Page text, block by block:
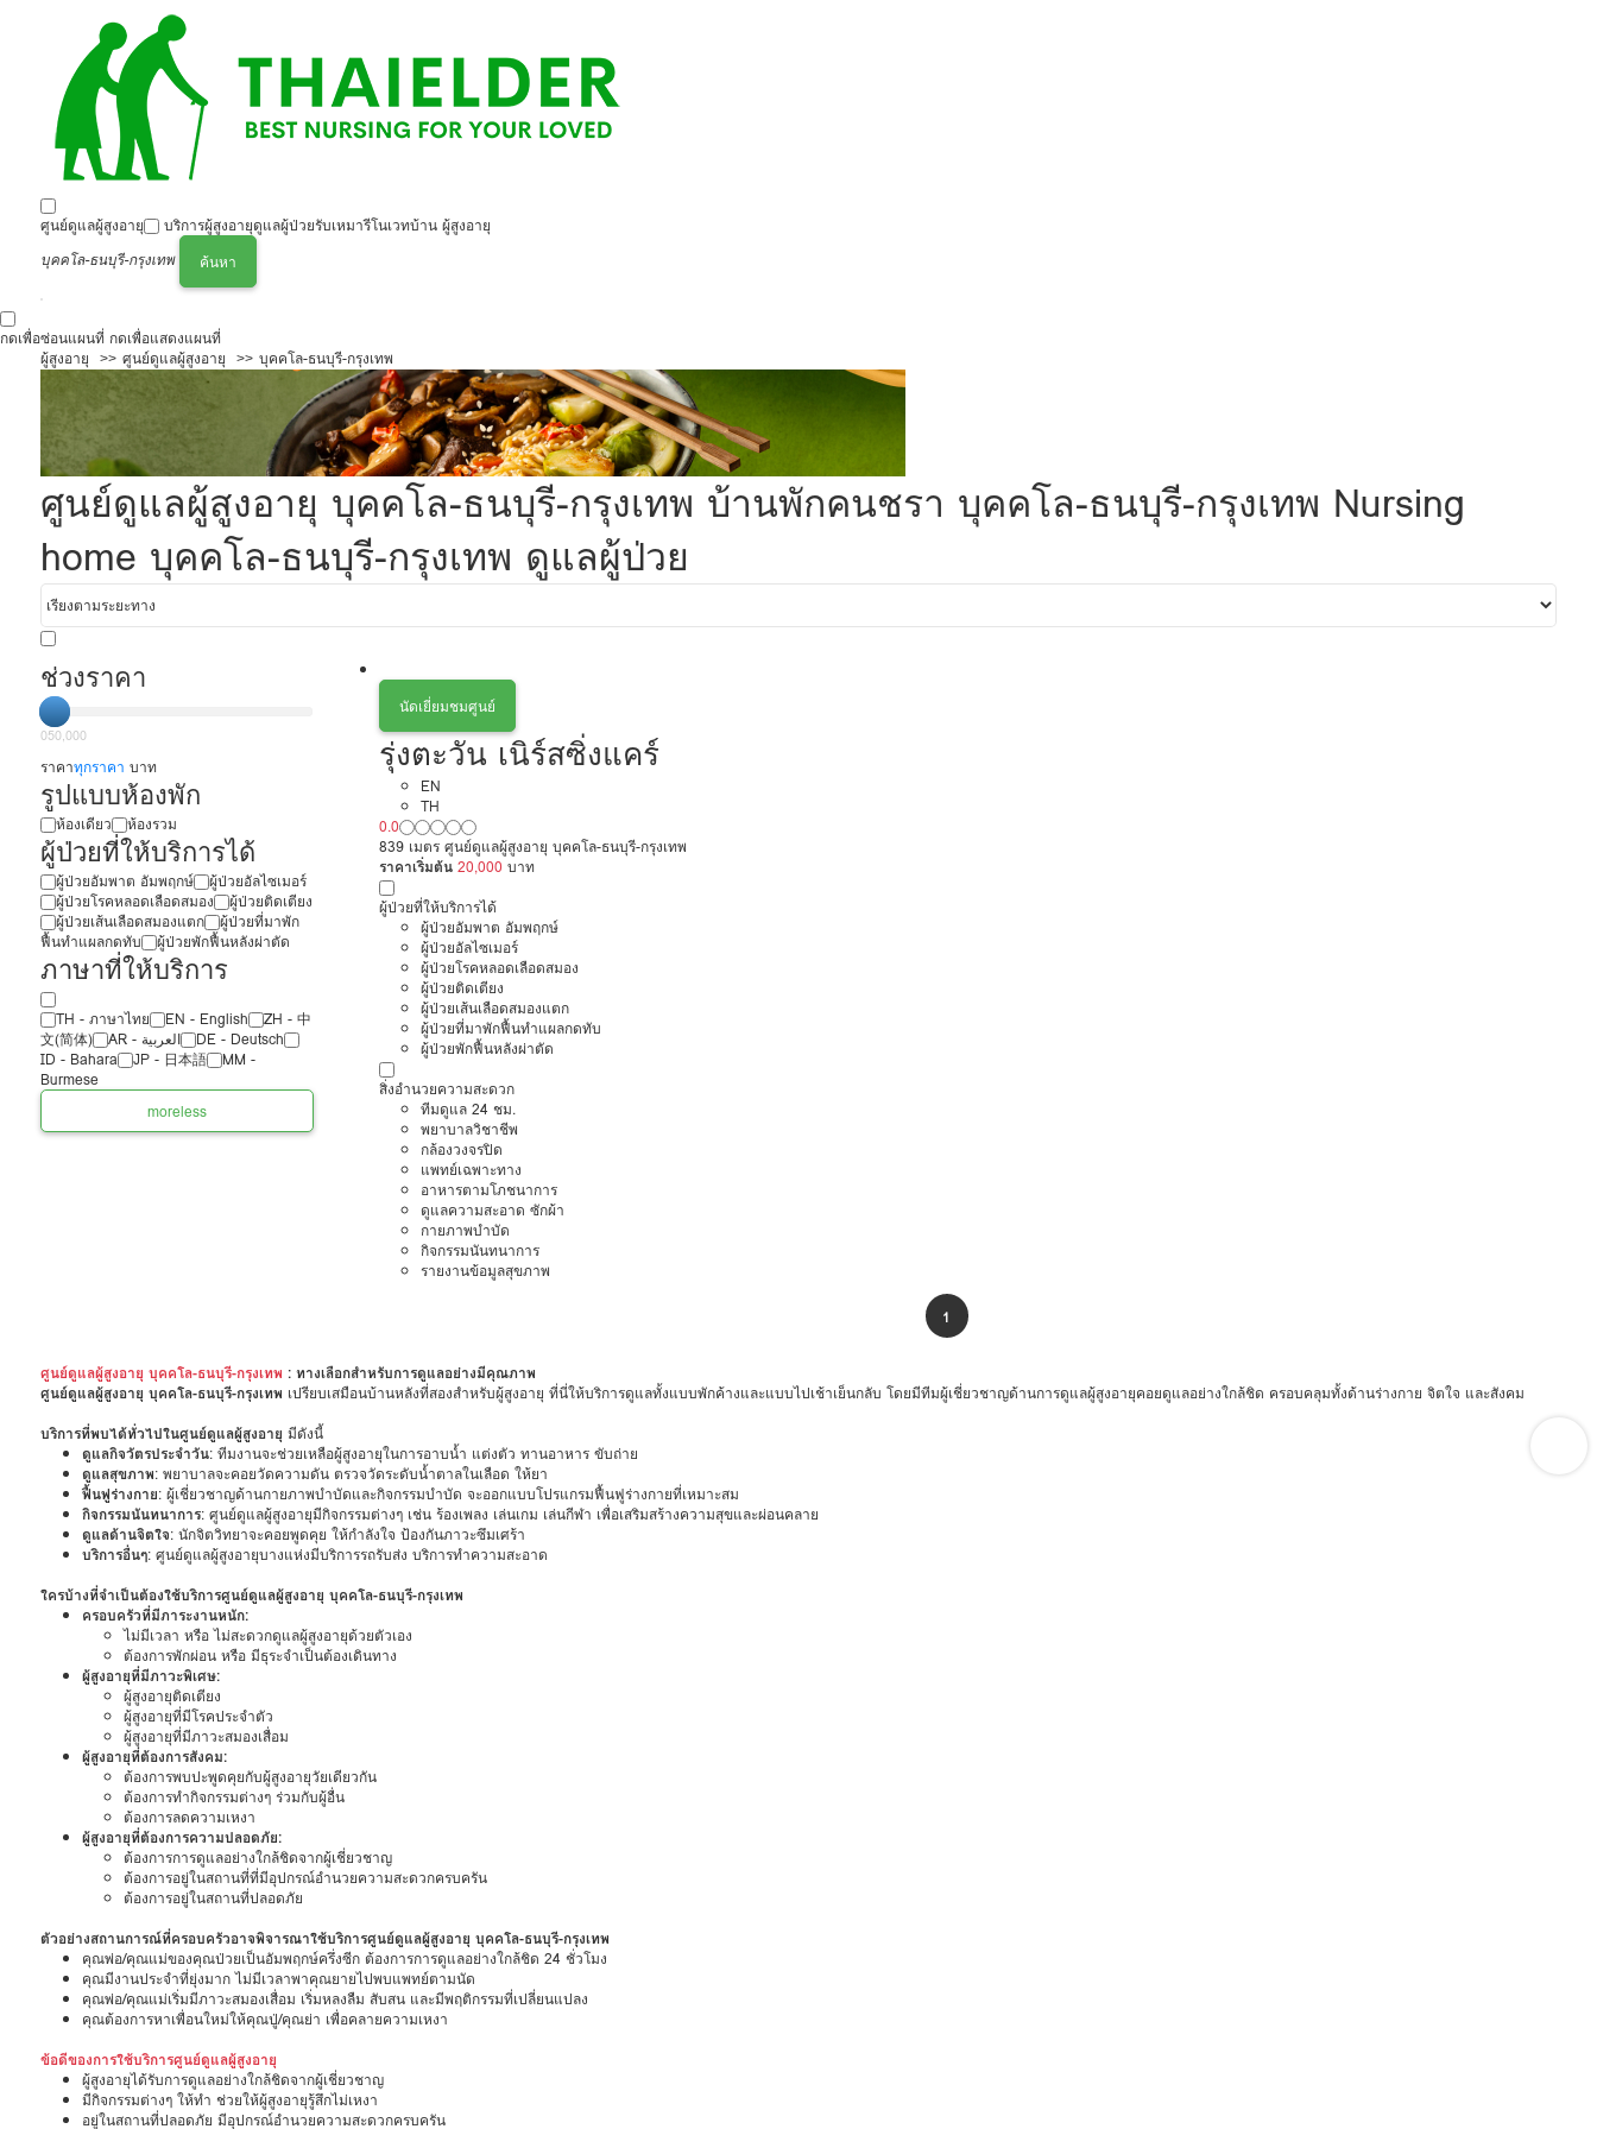
ศูนย์ดูแลผู้สูงอายุ บริการผู้สูงอายุดูแลผู้ป่วยรับเหมารีโนเวทบ้าน ผู้สูงอายุ
บุคคโล-ธนบุรี-กรุงเทพ
ค้นหา
กดเพื่อซ่อนแผนที่ กดเพื่อแสดงแผนที่
ผู้สูงอายุ
ศูนย์ดูแลผู้สูงอายุ บุคคโล-ธนบุรี-กรุงเทพ
ศูนย์ดูแลผู้สูงอายุ บุคคโล-ธนบุรี-กรุงเทพ บ้านพักคนชรา บุคคโล-ธนบุรี-กรุงเทพ Nursing
home บุคคโล-ธนบุรี-กรุงเทพ ดูแลผู้ป่วย
นัดเยี่ยมชมศูนย์
รุ่งตะวัน เนิร์สซิ่งแคร์
EN
TH
0.0
839 เมตร ศูนย์ดูแลผู้สูงอายุ บุคคโล-ธนบุรี-กรุงเทพ
ราคาเริ่มต้น 20,000 บาท
ผู้ป่วยที่ให้บริการได้
ผู้ป่วยอัมพาต อัมพฤกษ์
ผู้ป่วยอัลไซเมอร์
ผู้ป่วยโรคหลอดเลือดสมอง
ผู้ป่วยติดเตียง
ผู้ป่วยเส้นเลือดสมองแตก
ผู้ป่วยที่มาพักฟื้นทำแผลกดทับ
ผู้ป่วยพักฟื้นหลังผ่าตัด
สิ่งอำนวยความสะดวก
ทีมดูแล 24 ชม.
พยาบาลวิชาชีพ
กล้องวงจรปิด
แพทย์เฉพาะทาง
อาหารตามโภชนาการ
ดูแลความสะอาด ซักผ้า
กายภาพบำบัด
กิจกรรมนันทนาการ
รายงานข้อมูลสุขภาพ
1
ช่วงราคา
050,000
ราคาทุกราคา บาท
รูปแบบห้องพัก
ห้องเดียว ห้องรวม
ผู้ป่วยที่ให้บริการได้
ผู้ป่วยอัมพาต อัมพฤกษ์
ผู้ป่วยอัลไซเมอร์
ผู้ป่วยโรคหลอดเลือดสมอง
ผู้ป่วยติดเตียง
ผู้ป่วยเส้นเลือดสมองแตก
ผู้ป่วยที่มาพัก
ฟื้นทำแผลกดทับ
ผู้ป่วยพักฟื้นหลังผ่าตัด
ภาษาที่ให้บริการ
TH - ‏ภาษาไทย EN - English
ZH - 中
文(简体)
‏AR - ‏العربية‏
DE - Deutsch
ID - Bahara
JP - 日本語
MM -
Burmese
moreless
ศูนย์ดูแลผู้สูงอายุ บุคคโล-ธนบุรี-กรุงเทพ : ทางเลือกสำหรับการดูแลอย่างมีคุณภาพ
ศูนย์ดูแลผู้สูงอายุ บุคคโล-ธนบุรี-กรุงเทพ เปรียบเสมือนบ้านหลังที่สองสำหรับผู้สูงอายุ ที่นี่ให้บริการดูแลทั้งแบบพักค้างและแบบไปเช้าเย็นกลับ โดยมีทีมผู้เชี่ยวชาญด้านการดูแลผู้สูงอายุคอยดูแลอย่างใกล้ชิด ครอบคลุมทั้งด้านร่างกาย จิตใจ และสังคม
บริการที่พบได้ทั่วไปในศูนย์ดูแลผู้สูงอายุ มีดังนี้
ดูแลกิจวัตรประจำวัน: ทีมงานจะช่วยเหลือผู้สูงอายุในการอาบน้ำ แต่งตัว ทานอาหาร ขับถ่าย
ดูแลสุขภาพ: พยาบาลจะคอยวัดความดัน ตรวจวัดระดับน้ำตาลในเลือด ให้ยา
ฟื้นฟูร่างกาย: ผู้เชี่ยวชาญด้านกายภาพบำบัดและกิจกรรมบำบัด จะออกแบบโปรแกรมฟื้นฟูร่างกายที่เหมาะสม
กิจกรรมนันทนาการ: ศูนย์ดูแลผู้สูงอายุมีกิจกรรมต่างๆ เช่น ร้องเพลง เล่นเกม เล่นกีฬา เพื่อเสริมสร้างความสุขและผ่อนคลาย
ดูแลด้านจิตใจ: นักจิตวิทยาจะคอยพูดคุย ให้กำลังใจ ป้องกันภาวะซึมเศร้า
บริการอื่นๆ: ศูนย์ดูแลผู้สูงอายุบางแห่งมีบริการรถรับส่ง บริการทำความสะอาด
ใครบ้างที่จำเป็นต้องใช้บริการศูนย์ดูแลผู้สูงอายุ บุคคโล-ธนบุรี-กรุงเทพ
ครอบครัวที่มีภาระงานหนัก:
ไม่มีเวลา หรือ ไม่สะดวกดูแลผู้สูงอายุด้วยตัวเอง
ต้องการพักผ่อน หรือ มีธุระจำเป็นต้องเดินทาง
ผู้สูงอายุที่มีภาวะพิเศษ:
ผู้สูงอายุติดเตียง
ผู้สูงอายุที่มีโรคประจำตัว
ผู้สูงอายุที่มีภาวะสมองเสื่อม
ผู้สูงอายุที่ต้องการสังคม:
ต้องการพบปะพูดคุยกับผู้สูงอายุวัยเดียวกัน
ต้องการทำกิจกรรมต่างๆ ร่วมกับผู้อื่น
ต้องการลดความเหงา
ผู้สูงอายุที่ต้องการความปลอดภัย:
ต้องการการดูแลอย่างใกล้ชิดจากผู้เชี่ยวชาญ
ต้องการอยู่ในสถานที่ที่มีอุปกรณ์อำนวยความสะดวกครบครัน
ต้องการอยู่ในสถานที่ปลอดภัย
ตัวอย่างสถานการณ์ที่ครอบครัวอาจพิจารณาใช้บริการศูนย์ดูแลผู้สูงอายุ บุคคโล-ธนบุรี-กรุงเทพ
คุณพ่อ/คุณแม่ของคุณป่วยเป็นอัมพฤกษ์ครึ่งซีก ต้องการการดูแลอย่างใกล้ชิด 24 ชั่วโมง
คุณมีงานประจำที่ยุ่งมาก ไม่มีเวลาพาคุณยายไปพบแพทย์ตามนัด
คุณพ่อ/คุณแม่เริ่มมีภาวะสมองเสื่อม เริ่มหลงลืม สับสน และมีพฤติกรรมที่เปลี่ยนแปลง
คุณต้องการหาเพื่อนใหม่ให้คุณปู่/คุณย่า เพื่อคลายความเหงา
ข้อดีของการใช้บริการศูนย์ดูแลผู้สูงอายุ
ผู้สูงอายุได้รับการดูแลอย่างใกล้ชิดจากผู้เชี่ยวชาญ
มีกิจกรรมต่างๆ ให้ทำ ช่วยให้ผู้สูงอายุรู้สึกไม่เหงา
อยู่ในสถานที่ปลอดภัย มีอุปกรณ์อำนวยความสะดวกครบครัน